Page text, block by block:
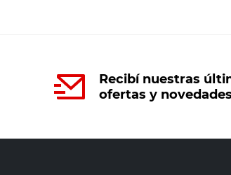
Recibí nuestras
ofertas y novedades